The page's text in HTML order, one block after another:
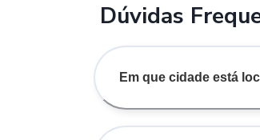
Dúvidas
Em que cidade está